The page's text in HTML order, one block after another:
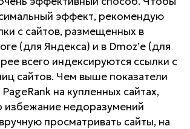
эффект, рекомендую
с сайтов, размещенных в
(для Яндекса) и в Dmoz’e (для
всего индексируются ссылки с
сайтов. Чем выше показатели
на купленных сайтах,
избежание недоразумений
просматривать сайты, на